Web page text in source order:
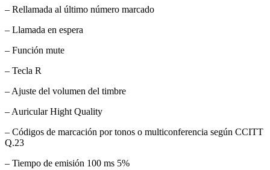
– Rellamada al último número marcado
– Llamada en espera
– Función mute
– Tecla R
– Ajuste del volumen del timbre
– Auricular Hight Quality
– Códigos de marcación por tonos o multiconferencia según CCITT
Q.23
– Tiempo de emisión 100 ms 5%